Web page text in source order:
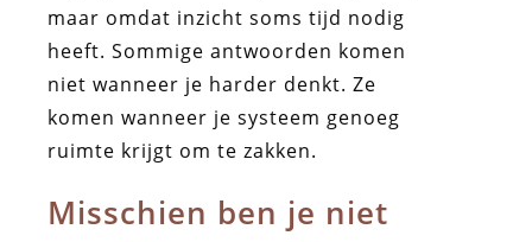
maar omdat inzicht soms tijd nodig
heeft. Sommige antwoorden komen
niet wanneer je harder denkt. Ze
komen wanneer je systeem genoeg
ruimte krijgt om te zakken.
Misschien ben je niet